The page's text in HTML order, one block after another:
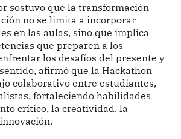
sostuvo que la transformación
no se limita a incorporar
en las aulas, sino que implica
que preparen a los
los desafíos del presente y
afirmó que la Hackathon
colaborativo entre estudiantes,
fortaleciendo habilidades
crítico, la creatividad, la